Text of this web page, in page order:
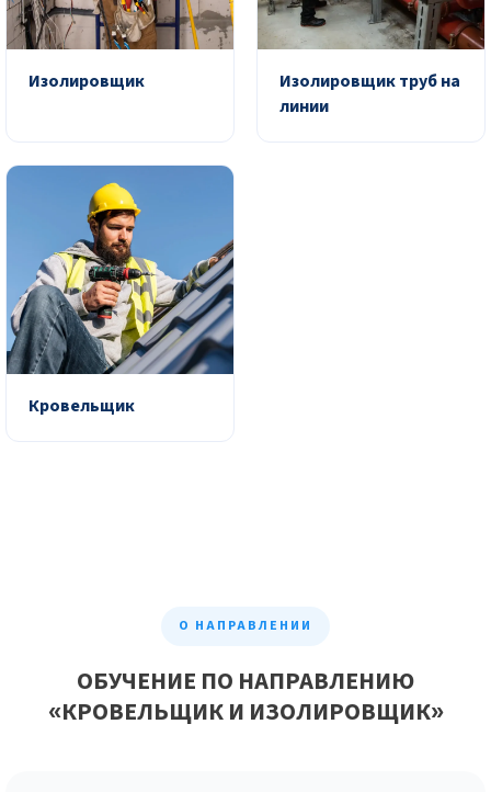
Изолировщик
Изолировщик труб на
линии
Кровельщик
О НАПРАВЛЕНИИ
ОБУЧЕНИЕ ПО НАПРАВЛЕНИЮ
«КРОВЕЛЬЩИК И ИЗОЛИРОВЩИК»